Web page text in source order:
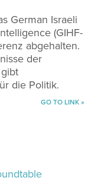
German Israeli
(GIHF-
abgehalten.
der
die Politik.
GO TO LINK »